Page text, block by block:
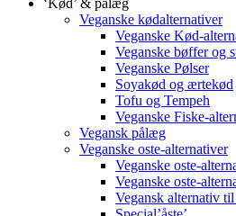
‘Kød’ & pålæg
Veganske kødalternativer
Veganske Kød-
Veganske bøffer og
Veganske Pølser
Soyakød og ærtekød
Tofu og Tempeh
Veganske Fiske-
Vegansk pålæg
Veganske oste-alternativer
Veganske oste-
Veganske oste-
Vegansk alternativ